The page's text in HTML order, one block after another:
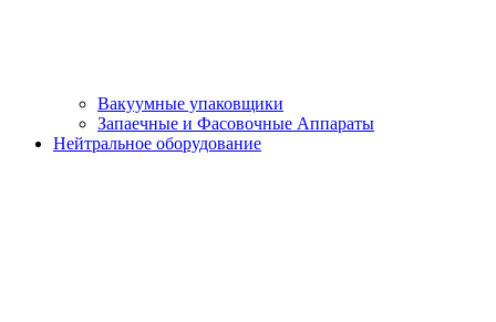
Вакуумные упаковщики
Запаечные и Фасовочные Аппараты
Нейтральное оборудование